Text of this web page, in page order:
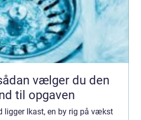
til opgaven
ligger Ikast, en by rig på vækst